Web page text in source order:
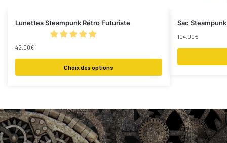
Lunettes Steampunk Rétro Futuriste
42.00€
Choix des options
Sac
104.00€